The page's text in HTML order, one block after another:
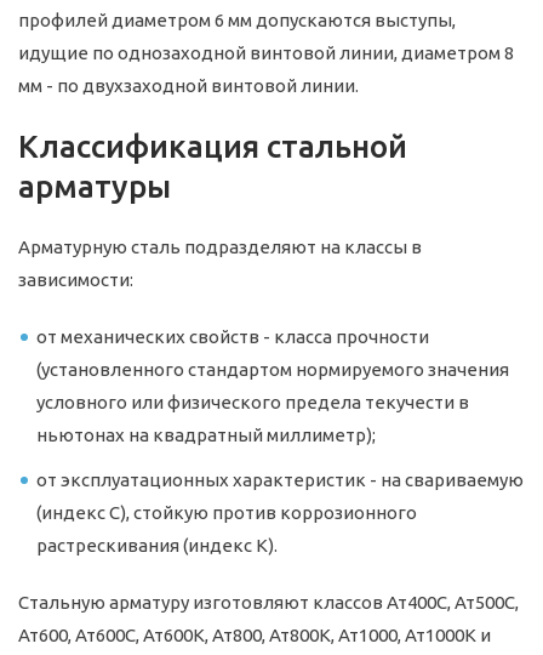
профилей диаметром 6 мм допускаются выступы,
идущие по однозаходной винтовой линии, диаметром 8
мм - по двухзаходной винтовой линии.
Классификация стальной
арматуры
Арматурную сталь подразделяют на классы в
зависимости:
от механических свойств - класса прочности
(установленного стандартом нормируемого значения
условного или физического предела текучести в
ньютонах на квадратный миллиметр);
от эксплуатационных характеристик - на свариваемую
(индекс С), стойкую против коррозионного
растрескивания (индекс К).
Стальную арматуру изготовляют классов Ат400С, Ат500С,
Ат600, Ат600С, Ат600К, Ат800, Ат800К, Ат1000, Ат1000К и